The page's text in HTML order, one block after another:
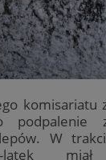
komisariatu
podpalenie
W
latek